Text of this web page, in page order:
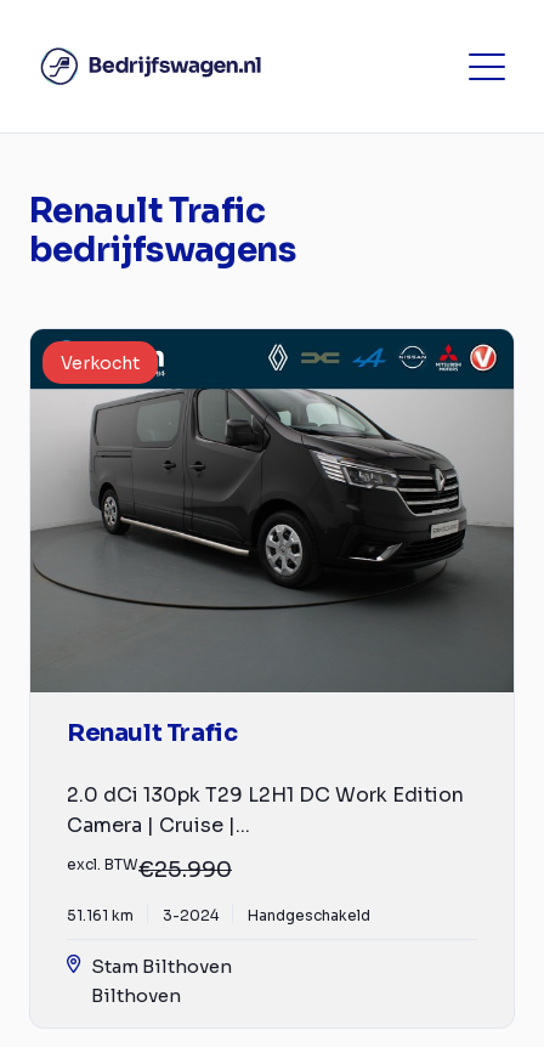
Renault Trafic
bedrijfswagens
Verkocht
Renault Trafic
2.0 dCi 130pk T29 L2H1 DC Work Edition
Camera | Cruise |...
excl. BTW€25.990
51.161 km 3-2024 Handgeschakeld
Stam Bilthoven
Bilthoven